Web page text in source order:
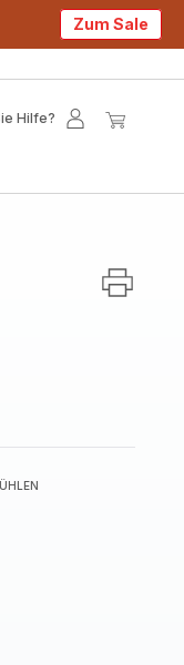
Zum Sale
Hilfe?
Mein